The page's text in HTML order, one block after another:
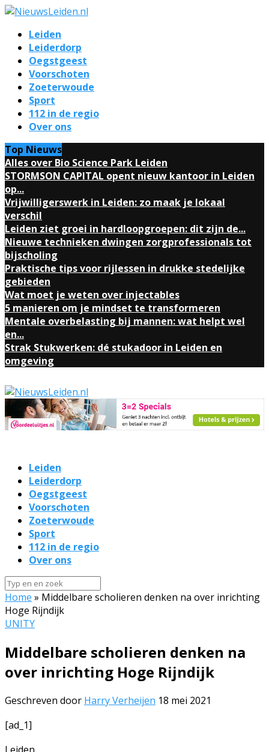
Leiden
Leiderdorp
Oegstgeest
Voorschoten
Zoeterwoude
Sport
112 in de regio
Over ons
Top Nieuws
Alles over Bio Science Park Leiden
STORMSON CAPITAL opent nieuw kantoor in Leiden
op...
Vrijwilligerswerk in Leiden: zo maak je lokaal
verschil
Leiden ziet groei in hardloopgroepen: dit zijn de...
Nieuwe technieken dwingen zorgprofessionals tot
bijscholing
Praktische tips voor rijlessen in drukke stedelijke
gebieden
Wat moet je weten over injectables
5 manieren om je mindset te transformeren
Mentale overbelasting bij mannen: wat helpt wel
en...
Strak Stukwerken: dé stukadoor in Leiden en
omgeving
Leiden
Leiderdorp
Oegstgeest
Voorschoten
Zoeterwoude
Sport
112 in de regio
Over ons
Home » Middelbare scholieren denken na over inrichting
Hoge Rijndijk
UNITY
Middelbare scholieren denken na
over inrichting Hoge Rijndijk
Geschreven door Harry Verheijen 18 mei 2021
[ad_1]